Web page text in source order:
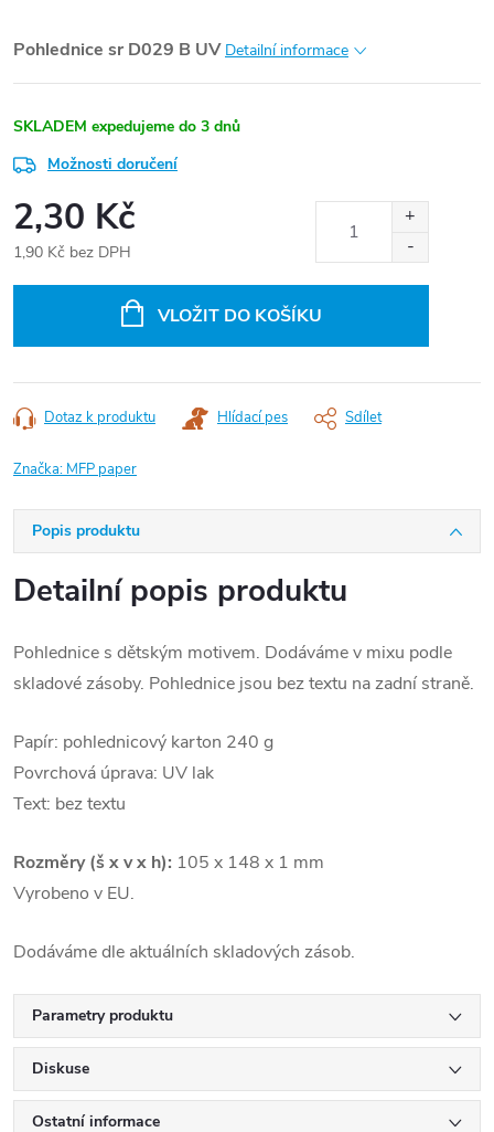
Pohlednice sr D029 B UV Detailní informace
SKLADEM expedujeme do 3 dnů
Možnosti doručení
2,30 Kč
1,90 Kč bez DPH
VLOŽIT DO KOŠÍKU
Dotaz k produktu Hlídací pes Sdílet
Značka: MFP paper
Popis produktu
Detailní popis produktu
Pohlednice s dětským motivem. Dodáváme v mixu podle
skladové zásoby. Pohlednice jsou bez textu na zadní straně.
Papír: pohlednicový karton 240 g
Povrchová úprava: UV lak
Text: bez textu
Rozměry (š x v x h): 105 x 148 x 1 mm
Vyrobeno v EU.
Dodáváme dle aktuálních skladových zásob.
Parametry produktu
Diskuse
Ostatní informace